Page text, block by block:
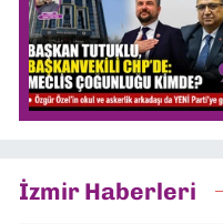
İzmir Haberleri